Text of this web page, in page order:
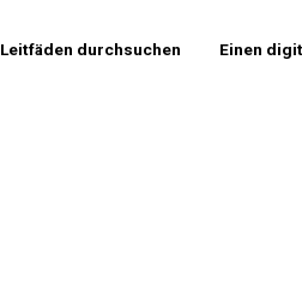
Leitfäden durchsuchen Einen